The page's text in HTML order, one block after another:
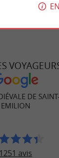
DE SAINT-
EMILION
1251 avis